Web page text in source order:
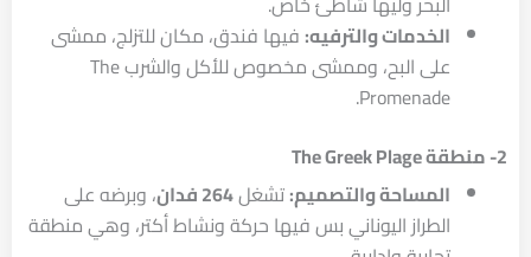
الخدمات والترفيه: فيها فندق، مكان للتزلج، ممشى
على البح، وممشى مخصوص للأكل والشرب The
Promenade.
2- منطقة The Greek Plage
المساحة والتصميم:تشغل264 فدان
، وبرضه على
الطراز اليوناني بس فيها حركة ونشاط أكتر، وهي منطقة